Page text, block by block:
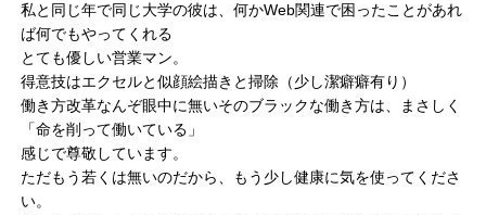
私と同じ年で同じ大学の彼は、何かWeb関連で困ったことがあれ
ば何でもやってくれる
とても優しい営業マン。
得意技はエクセルと似顔絵描きと掃除（少し潔癖癖有り）
働き方改革なんぞ眼中に無いそのブラックな働き方は、まさしく
「命を削って働いている」
感じで尊敬しています。
ただもう若くは無いのだから、もう少し健康に気を使ってくださ
い。